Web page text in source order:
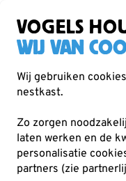
VOGELS
WIJ VAN
Wij gebruiken
nestkast.
Zo zorgen
laten werken en de
personalisatie
partners (zie
Verrekijkers
Vogelvoer